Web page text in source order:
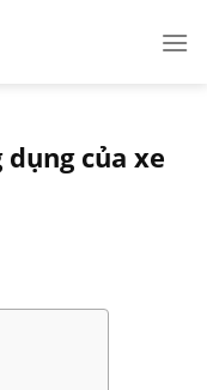
của xe